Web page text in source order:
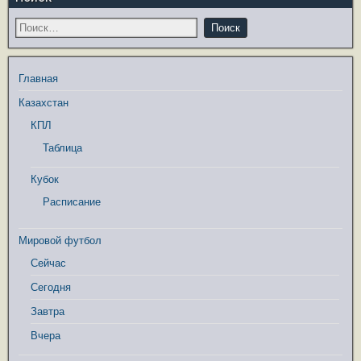
Главная
Казахстан
КПЛ
Таблица
Кубок
Расписание
Мировой футбол
Сейчас
Сегодня
Завтра
Вчера